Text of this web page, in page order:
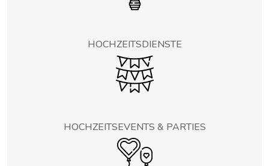
HOCHZEITSDIENSTE
HOCHZEITSEVENTS & PARTIES